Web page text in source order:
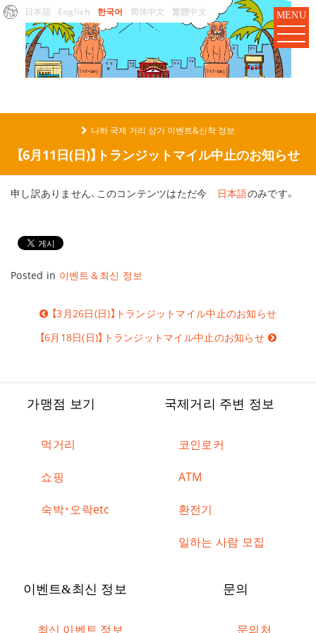
日本語 English 한국어 简体中文 繁體中文 MENU
나하 국제 거리 상가 이벤트&신착 정보
【6月11日(日)】トランジットマイル中止のお知らせ
申し訳ありません、このコンテンツはただ今 日本語のみです。
Posted in 이벤트＆최신 정보
【3月26日(日)】トランジットマイル中止のお知らせ
【6月18日(日)】トランジットマイル中止のお知らせ
가맹점 보기
먹거리
쇼핑
숙박・오락etc
국제거리 주변 정보
코인로커
ATM
환전기
일하는 사람 모집
이벤트&최신 정보
최신 이벤트 정보
문의
문의처